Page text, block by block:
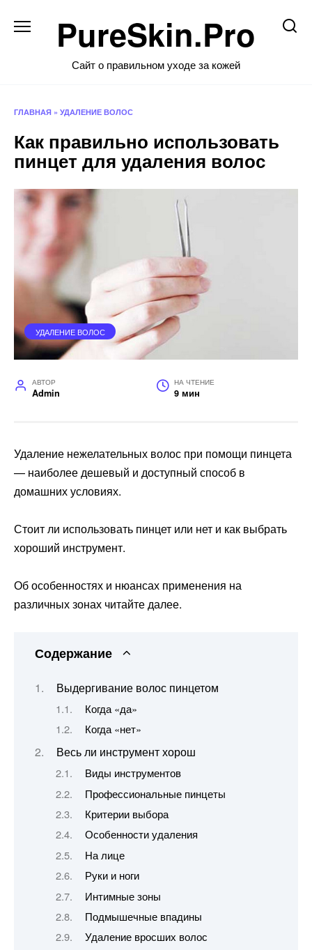
содержаниюPureSkin.Pro
Сайт о правильном уходе за кожей
ГЛАВНАЯ » УДАЛЕНИЕ ВОЛОС
Как правильно использовать
пинцет для удаления волос
УДАЛЕНИЕ ВОЛОС
АВТОР
Admin
НА ЧТЕНИЕ
9 мин
Удаление нежелательных волос при помощи пинцета
— наиболее дешевый и доступный способ в
домашних условиях.
Стоит ли использовать пинцет или нет и как выбрать
хороший инструмент.
Об особенностях и нюансах применения на
различных зонах читайте далее.
Содержание
Выдергивание волос пинцетом
Когда «да»
Когда «нет»
Весь ли инструмент хорош
Виды инструментов
Профессиональные пинцеты
Критерии выбора
Особенности удаления
На лице
Руки и ноги
Интимные зоны
Подмышечные впадины
Удаление вросших волос